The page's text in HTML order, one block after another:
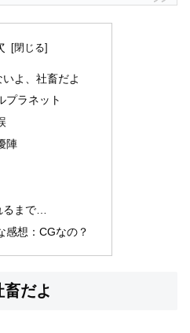
よ、社畜だよ
プラネット
陣
まで…
感想：CGなの？
だよ